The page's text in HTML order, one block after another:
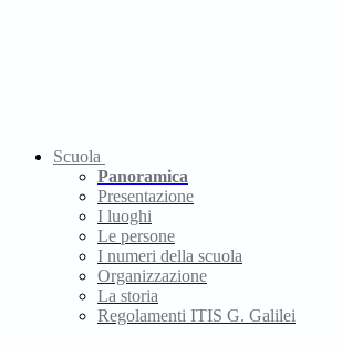
Scuola
Panoramica
Presentazione
I luoghi
Le persone
I numeri della scuola
Organizzazione
La storia
Regolamenti ITIS G. Galilei